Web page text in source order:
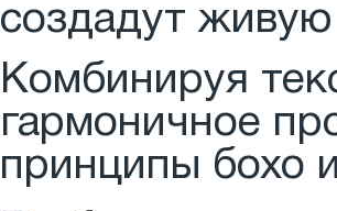
создадут
Комбинируя
гармоничное
принципы бохо